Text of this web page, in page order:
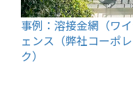
事例：溶接金網（ワ
ェンス（弊社コーポ
ク）